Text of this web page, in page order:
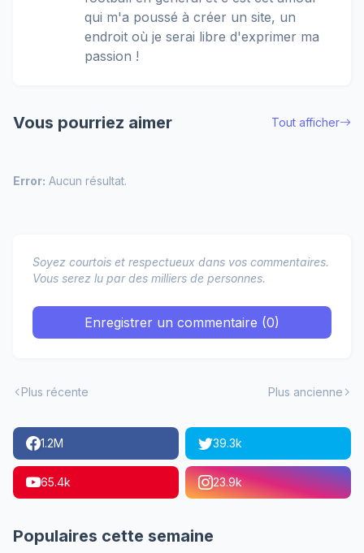
qui m'a poussé à créer un site, un
endroit où je serai libre d'exprimer ma
passion !
Vous pourriez aimer Tout afficher
Error: Aucun résultat.
Soyez courtois et respectueux dans vos commentaires.
Vous serez lu par des milliers de personnes.
Enregistrer un commentaire (0)
Plus récente Plus ancienne
1.2M 39.3k
65.4k 23.9k
Populaires cette semaine